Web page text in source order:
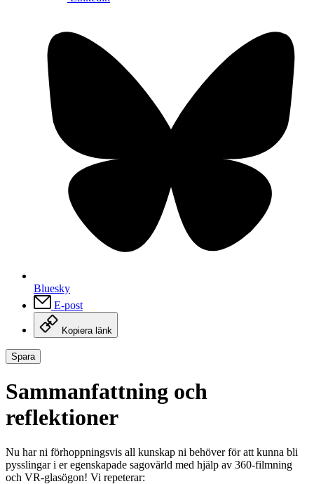
Bluesky
E-post
Kopiera länk
Spara
Sammanfattning och
reflektioner
Nu har ni förhoppningsvis all kunskap ni behöver för att kunna bli
pysslingar i er egenskapade sagovärld med hjälp av 360-filmning
och VR-glasögon! Vi repeterar: